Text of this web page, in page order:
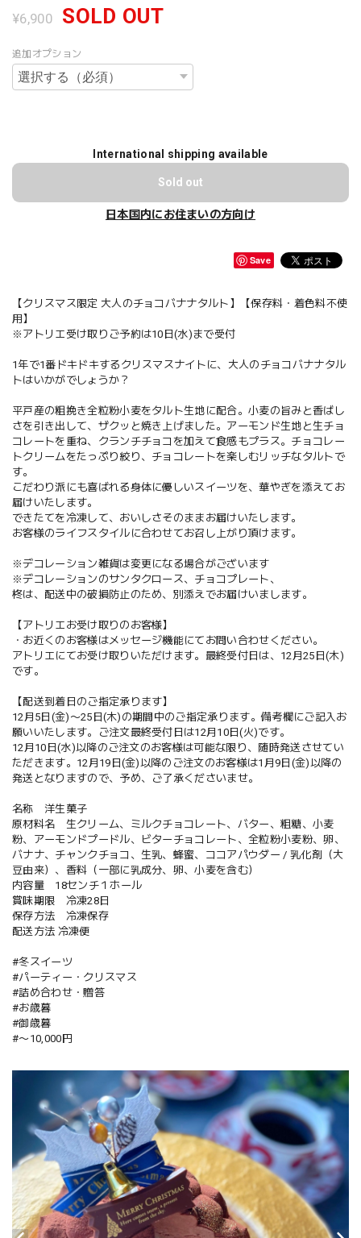
¥6,900 SOLD OUT
追加オプション
International shipping available
Sold out
日本国内にお住まいの方向け
Save
【クリスマス限定 大人のチョコバナナタルト】【保存料・着色料不使
用】
※アトリエ受け取りご予約は10日(水)まで受付
1年で1番ドキドキするクリスマスナイトに、大人のチョコバナナタル
トはいかがでしょうか？
平戸産の粗挽き全粒粉小麦をタルト生地に配合。小麦の旨みと香ばし
さを引き出して、ザクッと焼き上げました。アーモンド生地と生チョ
コレートを重ね、クランチチョコを加えて食感もプラス。チョコレー
トクリームをたっぷり絞り、チョコレートを楽しむリッチなタルトで
す。
こだわり派にも喜ばれる身体に優しいスイーツを、華やぎを添えてお
届けいたします。
できたてを冷凍して、おいしさそのままお届けいたします。
お客様のライフスタイルに合わせてお召し上がり頂けます。
※デコレーション雑貨は変更になる場合がございます
※デコレーションのサンタクロース、チョコプレート、
柊は、配送中の破損防止のため、別添えでお届けいまします。
【アトリエお受け取りのお客様】
・お近くのお客様はメッセージ機能にてお問い合わせください。
アトリエにてお受け取りいただけます。最終受付日は、12月25日(木)
です。
【配送到着日のご指定承ります】
12月5日(金)〜25日(木)の期間中のご指定承ります。備考欄にご記入お
願いいたします。ご注文最終受付日は12月10日(火)です。
12月10日(水)以降のご注文のお客様は可能な限り、随時発送させてい
ただきます。12月19日(金)以降のご注文のお客様は1月9日(金)以降の
発送となりますので、予め、ご了承くださいませ。
名称 洋生菓子
原材料名 生クリーム、ミルクチョコレート、バター、粗糖、小麦
粉、アーモンドプードル、ビターチョコレート、全粒粉小麦粉、卵、
バナナ、チャンクチョコ、生乳、蜂蜜、ココアパウダー / 乳化剤（大
豆由来）、香料（一部に乳成分、卵、小麦を含む）
内容量 18センチ１ホール
賞味期限 冷凍28日
保存方法 冷凍保存
配送方法 冷凍便
#冬スイーツ
#パーティー・クリスマス
#詰め合わせ・贈答
#お歳暮
#御歳暮
#〜10,000円